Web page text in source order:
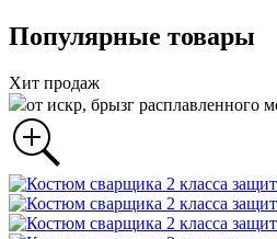
Популярные товары
Хит продаж
от искр, брызг расплавленного